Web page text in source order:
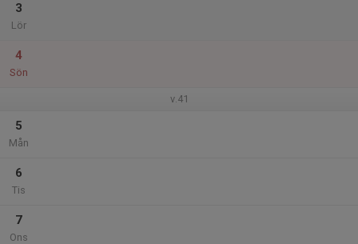
3
Lör
4
Sön
v.41
5
Mån
6
Tis
7
Ons